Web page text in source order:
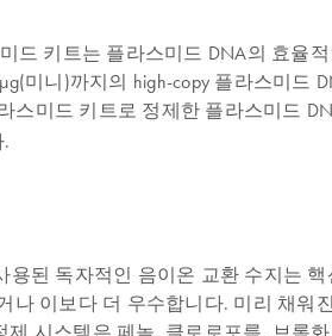
드 키트는 플라스미드 DNA의 효율
미니)까지의 high-copy 플라스미
스미드 키트로 정제한 플라스미드
용된 독자적인 음이온 교환 수지는
나 이보다 더 우수합니다. 미리 채워